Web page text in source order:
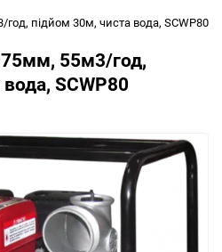
підйом 30м, чиста вода, SCWP80
55м3/год,
SCWP80